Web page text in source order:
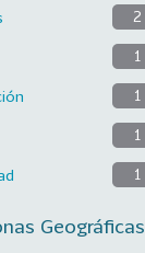
2
1
1
1
1
Geográficas